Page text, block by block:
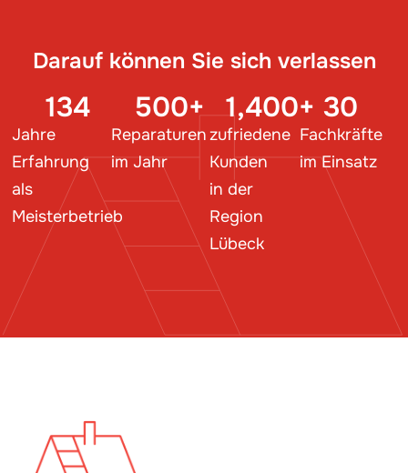
Darauf können Sie sich verlassen
Jahre
Erfahrung
als
Meisterbetrieb
134
Reparaturen
im Jahr
500+
zufriedene
Kunden
in der
Region
Lübeck
1,400+
Fachkräfte
im Einsatz
30